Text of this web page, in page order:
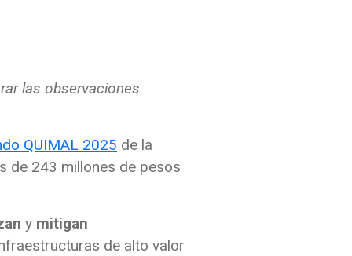
las observaciones
QUIMAL 2025 de la
de 243 millones de pesos
y mitigan
de alto valor